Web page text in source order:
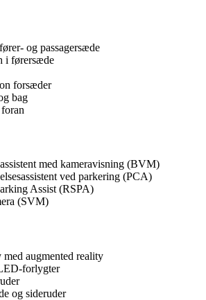
og passagersæde
i førersæde
forsæder
bag
med kameravisning (BVM)
ved parkering (PCA)
Assist (RSPA)
(SVM)
augmented reality
forlygter
og sideruder